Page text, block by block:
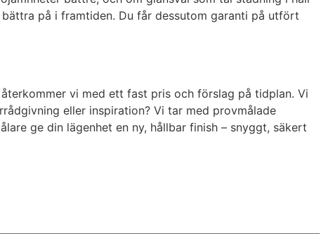
på i framtiden. Du får dessutom garanti på utfört
vi med ett fast pris och förslag på tidplan. Vi
eller inspiration? Vi tar med provmålade
ge din lägenhet en ny, hållbar finish – snyggt, säkert